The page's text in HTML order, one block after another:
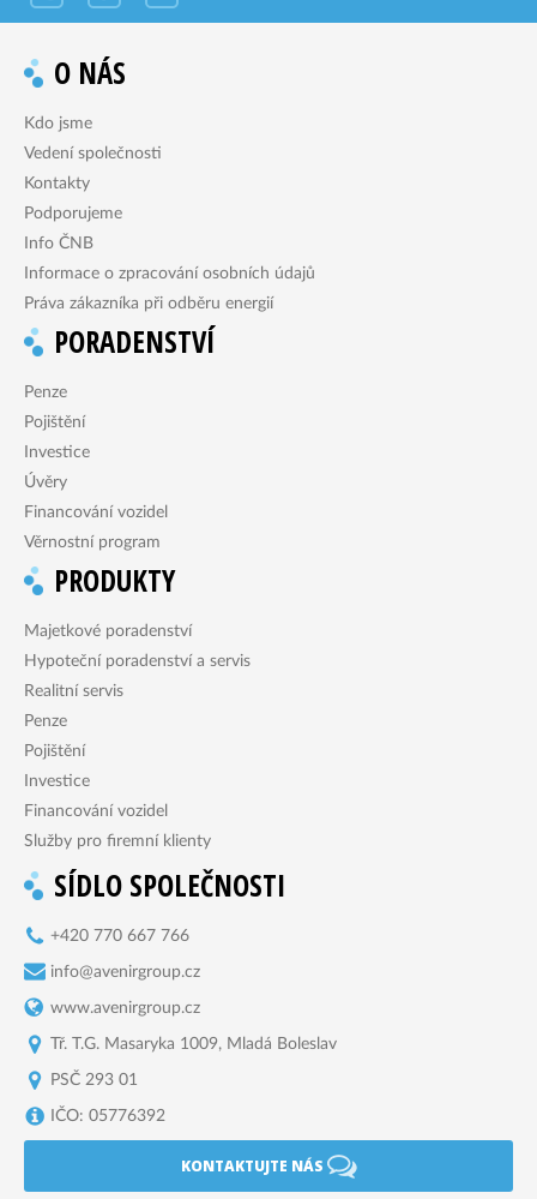
O NÁS
Kdo jsme
Vedení společnosti
Kontakty
Podporujeme
Info ČNB
Informace o zpracování osobních údajů
Práva zákazníka při odběru energií
PORADENSTVÍ
Penze
Pojištění
Investice
Úvěry
Financování vozidel
Věrnostní program
PRODUKTY
Majetkové poradenství
Hypoteční poradenství a servis
Realitní servis
Penze
Pojištění
Investice
Financování vozidel
Služby pro firemní klienty
SÍDLO SPOLEČNOSTI
+420 770 667 766
info@avenirgroup.cz
www.avenirgroup.cz
Tř. T.G. Masaryka 1009, Mladá Boleslav
PSČ 293 01
IČO: 05776392
KONTAKTUJTE NÁS